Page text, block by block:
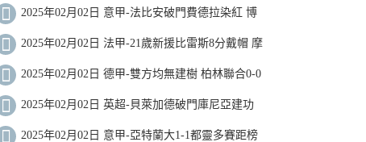
裏爾4-1勝十人聖埃蒂安
2025年02月02日 意甲-法比安破門費德拉染紅 博
洛尼亞2-0科莫
2025年02月02日 法甲-21歲新援比雷斯8分戴帽 摩
納哥4-2歐塞爾
2025年02月02日 德甲-雙方均無建樹 柏林聯合0-0
悶平RB萊比錫
2025年02月02日 英超-貝萊加德破門庫尼亞建功
狼隊2-0勝維拉
2025年02月02日 意甲-亞特蘭大1-1都靈多賽距榜